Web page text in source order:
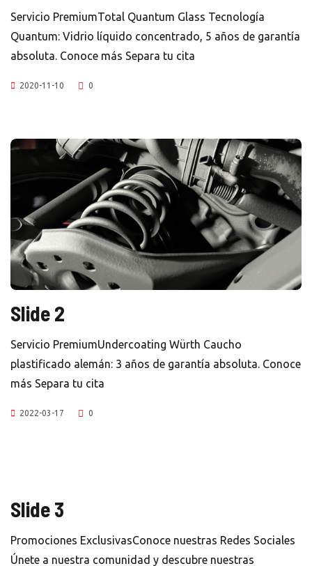
Servicio PremiumTotal Quantum Glass Tecnología
Quantum: Vidrio líquido concentrado, 5 años de garantía
absoluta. Conoce más Separa tu cita
2020-11-10 0
Slide 2
Servicio PremiumUndercoating Würth Caucho
plastificado alemán: 3 años de garantía absoluta. Conoce
más Separa tu cita
2022-03-17 0
Slide 3
Promociones ExclusivasConoce nuestras Redes Sociales
Únete a nuestra comunidad y descubre nuestras